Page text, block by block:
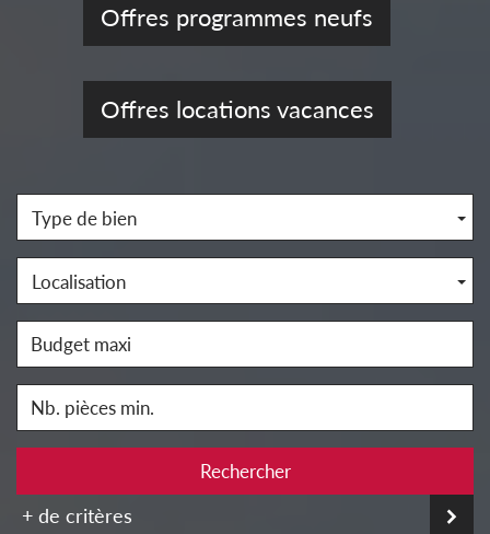
Offres programmes neufs
Offres locations vacances
Type de bien
Localisation
Rechercher
+ de critères